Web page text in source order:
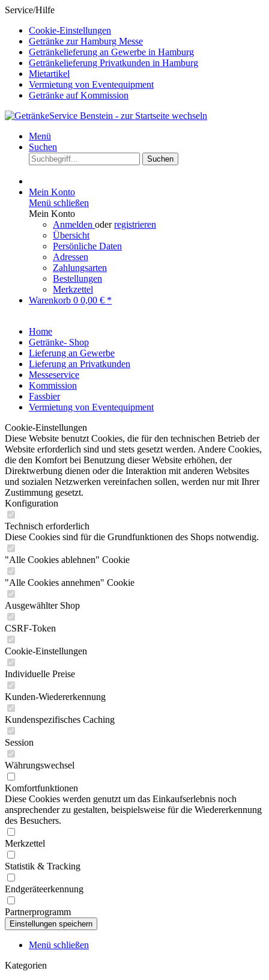
Service/Hilfe
Cookie-Einstellungen
Getränke zur Hamburg Messe
Getränkelieferung an Gewerbe in Hamburg
Getränkelieferung Privatkunden in Hamburg
Mietartikel
Vermietung von Eventequipment
Getränke auf Kommission
Menü
Suchen
Suchen
Mein Konto
Menü schließen
Mein Konto
Anmelden oderregistrieren
Übersicht
Persönliche Daten
Adressen
Zahlungsarten
Bestellungen
Merkzettel
Warenkorb 0 0,00 € *
Home
Getränke- Shop
Lieferung an Gewerbe
Lieferung an Privatkunden
Messeservice
Kommission
Fassbier
Vermietung von Eventequipment
Cookie-Einstellungen
Diese Website benutzt Cookies, die für den technischen Betrieb der
Website erforderlich sind und stets gesetzt werden. Andere Cookies,
die den Komfort bei Benutzung dieser Website erhöhen, der
Direktwerbung dienen oder die Interaktion mit anderen Websites
und sozialen Netzwerken vereinfachen sollen, werden nur mit Ihrer
Zustimmung gesetzt.
Konfiguration
Technisch erforderlich
Diese Cookies sind für die Grundfunktionen des Shops notwendig.
"Alle Cookies ablehnen" Cookie
"Alle Cookies annehmen" Cookie
Ausgewählter Shop
CSRF-Token
Cookie-Einstellungen
Individuelle Preise
Kunden-Wiedererkennung
Kundenspezifisches Caching
Session
Währungswechsel
Komfortfunktionen
Diese Cookies werden genutzt um das Einkaufserlebnis noch
ansprechender zu gestalten, beispielsweise für die Wiedererkennung
des Besuchers.
Merkzettel
Statistik & Tracking
Endgeräteerkennung
Partnerprogramm
Menü schließen
Kategorien